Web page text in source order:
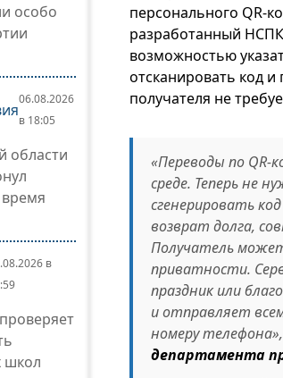
особо
06.08.2026
в 18:05
области
в
школ
персонального QR-
разработанный
возможностью
отсканировать код
получателя не
«Переводы по
среде. Теперь не
сгенерировать
возврат долга,
Получатель
приватности.
праздник или
и отправляет
номеру
департамента